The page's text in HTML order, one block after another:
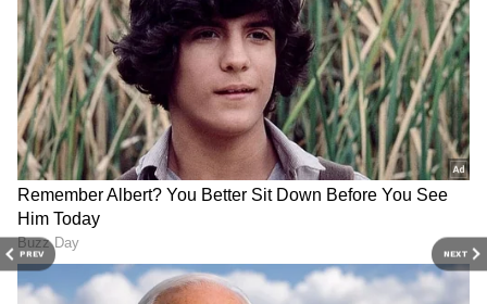
PREV NEXT
ATM-ல் எவ்வளவு PF பணம் எடுக்கலாம்?
உங்கள் பிஎஃப் கணக்கில் உள்ள முழுப்
பணத்தையும் ATM அல்லது UPI மூலம் எடுக்க
முடியாது. அறிக்கைகளின்படி, உங்கள்
மொத்த பேலன்ஸில் 50% மட்டுமே இப்படி
எடுக்க முடியும். மீதிப் பணத்திற்கு பழைய
ஆன்லைன் கிளைம் முறையைத்தான்
பயன்படுத்த வேண்டும்.